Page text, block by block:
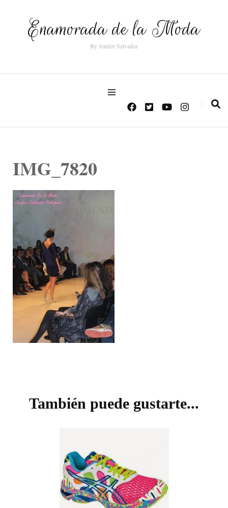
Enamorada de la Moda
By Jenifer Salvador
IMG_7820
entradas
También puede gustarte...